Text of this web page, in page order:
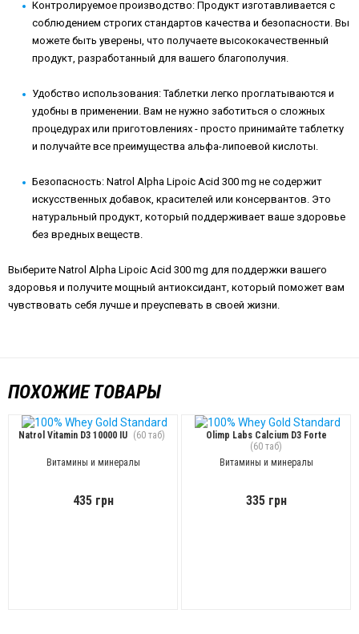
Контролируемое производство: Продукт изготавливается с
соблюдением строгих стандартов качества и безопасности. Вы
можете быть уверены, что получаете высококачественный
продукт, разработанный для вашего благополучия.
Удобство использования: Таблетки легко проглатываются и
удобны в применении. Вам не нужно заботиться о сложных
процедурах или приготовлениях - просто принимайте таблетку
и получайте все преимущества альфа-липоевой кислоты.
Безопасность: Natrol Alpha Lipoic Acid 300 mg не содержит
искусственных добавок, красителей или консервантов. Это
натуральный продукт, который поддерживает ваше здоровье
без вредных веществ.
Выберите Natrol Alpha Lipoic Acid 300 mg для поддержки вашего
здоровья и получите мощный антиоксидант, который поможет вам
чувствовать себя лучше и преуспевать в своей жизни.
ПОХОЖИЕ ТОВАРЫ
Natrol Vitamin D3 10000 IU (60 таб)
Витамины и минералы
435 грн
Olimp Labs Calcium D3 Forte
(60 таб)
Витамины и минералы
335 грн